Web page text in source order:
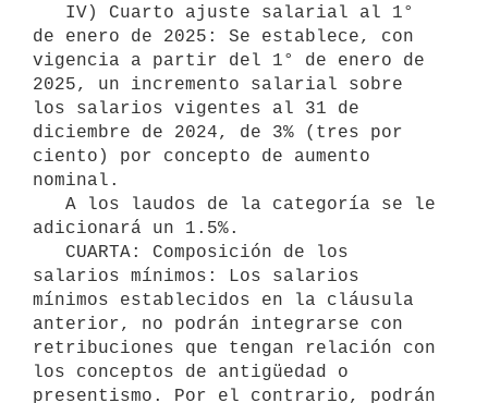
de enero de 2025: Se establece, con
vigencia a partir del 1° de enero de
2025, un incremento salarial sobre
los salarios vigentes al 31 de
diciembre de 2024, de 3% (tres por
ciento) por concepto de aumento
nominal.
adicionará un 1.5%.
salarios mínimos: Los salarios
mínimos establecidos en la cláusula
anterior, no podrán integrarse con
retribuciones que tengan relación con
los conceptos de antigüedad o
presentismo. Por el contrario, podrán